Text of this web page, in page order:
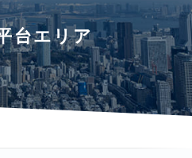
台エリア